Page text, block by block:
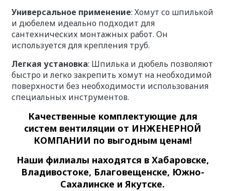
Универсальное применение: Хомут со шпилькой
и дюбелем идеально подходит для
сантехнических монтажных работ. Он
используется для крепления труб.
Легкая установка: Шпилька и дюбель позволяют
быстро и легко закрепить хомут на необходимой
поверхности без необходимости использования
специальных инструментов.
Качественные комплектующие для
систем вентиляции от ИНЖЕНЕРНОЙ
КОМПАНИИ по выгодным ценам!
Наши филиалы находятся в Хабаровске,
Владивостоке, Благовещенске, Южно-
Сахалинске и Якутске.